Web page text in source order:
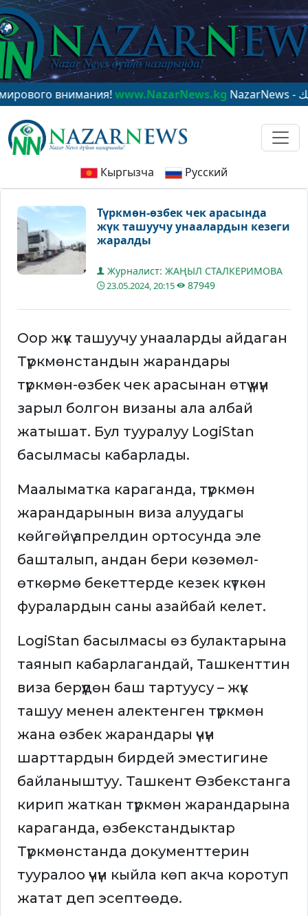
внимания!www.NazarNews.kg
Кыргызча Русский
Түркмөн-өзбек чек арасында
жүк ташуучу унаалардын кезеги
жаралды
Журналист: ЖАҢЫЛ СТАЛКЕРИМОВА
23.05.2024, 20:15 87949
Оор жүк ташуучу унааларды айдаган
Түркмөнстандын жарандары
түркмөн-өзбек чек арасынан өтүү үчүн
зарыл болгон визаны ала албай
жатышат. Бул тууралуу LogiStan
басылмасы кабарлады.
Маалыматка караганда, түркмөн
жарандарынын виза алуудагы
көйгөйү апрелдин ортосунда эле
башталып, андан бери көзөмөл-
өткөрмө бекеттерде кезек күткөн
фуралардын саны азайбай келет.
LogiStan басылмасы өз булактарына
таянып кабарлагандай, Ташкенттин
виза берүүдөн баш тартуусу – жүк
ташуу менен алектенген түркмөн
жана өзбек жарандары үчүн
шарттардын бирдей эместигине
байланыштуу. Ташкент Өзбекстанга
кирип жаткан түркмөн жарандарына
караганда, өзбекстандыктар
Түркмөнстанда документтерин
тууралоо үчүн кыйла көп акча коротуп
жатат деп эсептөөдө.